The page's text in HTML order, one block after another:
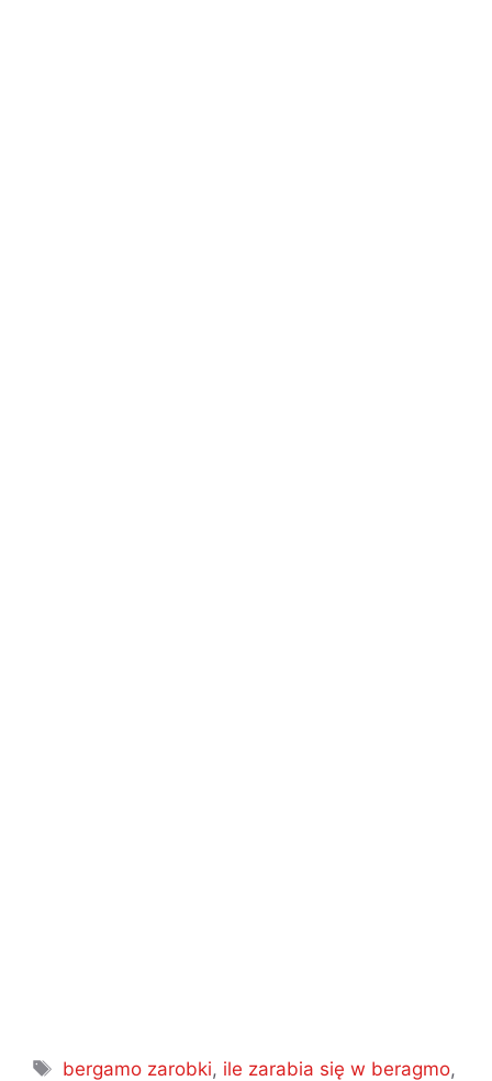
Tagi
bergamo zarobki, ile zarabia się w beragmo,